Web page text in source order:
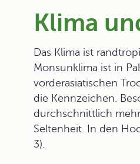
Klima
Das Klima ist
Monsunklima ist in
vorderasiatischen
die Kennzeichen.
durchschnittlich mehr
Seltenheit. In den
3).